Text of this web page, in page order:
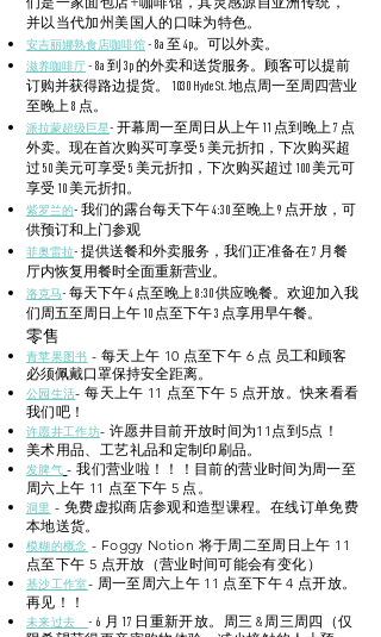
并以当代加州美国人的口味为特色。
安吉丽娜熟食店咖啡馆- 8a 至 4p。可以外卖。
滋养咖啡厅- 8a 到 3p 的外卖和送货服务。顾客可以提前
订购并获得路边提货。 1030 Hyde St. 地点周一至周四营业
至晚上 8 点。
派拉蒙超级巨星- 开幕周一至周日 从上午 11 点到晚上 7 点
外卖。 现在首次购买可享受 5 美元折扣，下次购买超
过 50 美元可享受 5 美元折扣，下次购买超过 100 美元可
享受 10 美元折扣。
紫罗兰的- 我们的露台每天下午 4:30 至晚上 9 点开放，可
供预订和上门参观
菲奥雷拉- 提供送餐和外卖服务，我们正准备在 7 月餐
厅内恢复用餐时全面重新营业。
洛克马- 每天下午 4 点至晚上 8:30 供应晚餐。欢迎加入我
们周五至周日上午 10 点至下午 3 点享用早午餐。
零售
青苹果图书 - 每天上午 10 点至下午 6 点 员工和顾客
必须佩戴口罩保持安全距离。
公园生活- 每天上午 11 点至下午 5 点开放。快来看看
我们吧！
许愿井工作坊- 许愿井目前开放时间为11点到5点！
美术用品、工艺礼品和定制印刷品。
发脾气 - 我们营业啦！！！目前的营业时间为周一至
周六上午 11 点至下午 5 点。
洞里 - 免费虚拟商店参观和造型课程。在线订单免费
本地送货。
模糊的概念 - Foggy Notion 将于周二至周日上午 11
点至下午 5 点开放（营业时间可能会有变化）
基沙工作室- 周一至周六上午 11 点至下午 4 点开放。
再见！！
未来过去- 6 月 17 日重新开放。周三 & 周三周四（仅